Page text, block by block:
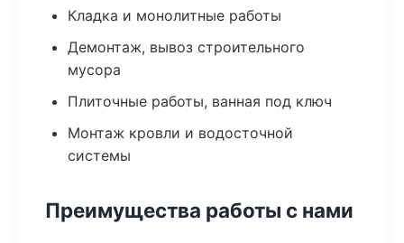
Кладка и монолитные работы
Демонтаж, вывоз строительного
мусора
Плиточные работы, ванная под ключ
Монтаж кровли и водосточной
системы
Преимущества работы с нами